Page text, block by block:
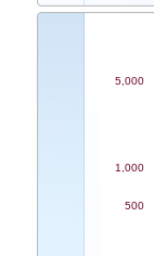
500
1,000
5,000